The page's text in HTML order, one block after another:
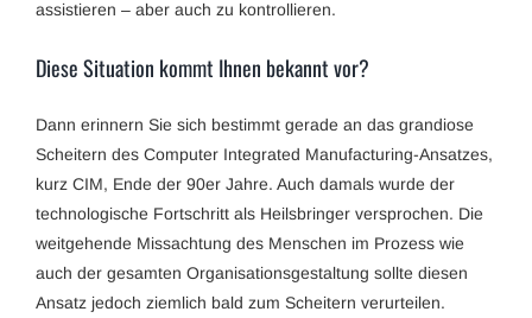
assistieren – aber auch zu kontrollieren.
Diese Situation kommt Ihnen bekannt vor?
Dann erinnern Sie sich bestimmt gerade an das grandiose
Scheitern des Computer Integrated Manufacturing-Ansatzes,
kurz CIM, Ende der 90er Jahre. Auch damals wurde der
technologische Fortschritt als Heilsbringer versprochen. Die
weitgehende Missachtung des Menschen im Prozess wie
auch der gesamten Organisationsgestaltung sollte diesen
Ansatz jedoch ziemlich bald zum Scheitern verurteilen.